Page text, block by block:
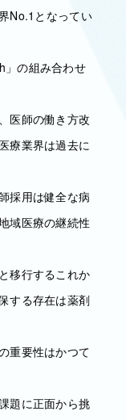
No.1となってい
」の組み合わせ
医師の働き方改
療業界は過去に
採用は健全な病
域医療の継続性
移行するこれか
する存在は薬剤
重要性はかつて
題に正面から挑